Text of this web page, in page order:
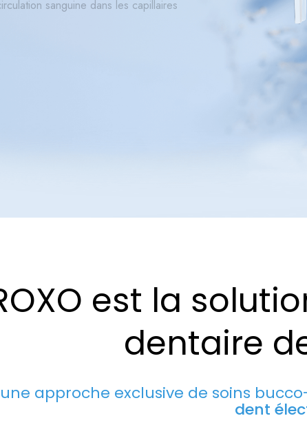
sanguine dans les capillaires
est la
dentaire
approche exclusive de soins
dent